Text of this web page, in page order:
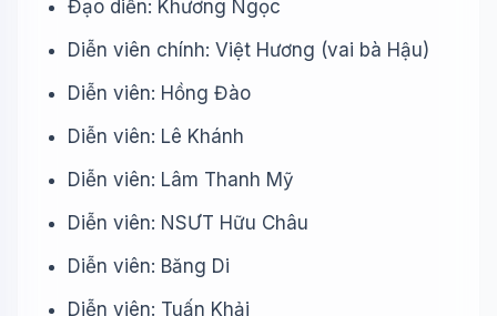
Đạo diễn: Khương Ngọc
Diễn viên chính: Việt Hương (vai bà Hậu)
Diễn viên: Hồng Đào
Diễn viên: Lê Khánh
Diễn viên: Lâm Thanh Mỹ
Diễn viên: NSƯT Hữu Châu
Diễn viên: Băng Di
Diễn viên: Tuấn Khải